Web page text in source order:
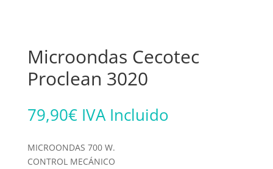
Microondas Cecotec
Proclean 3020
79,90€ IVA Incluido
MICROONDAS 700 W.
CONTROL MECÁNICO